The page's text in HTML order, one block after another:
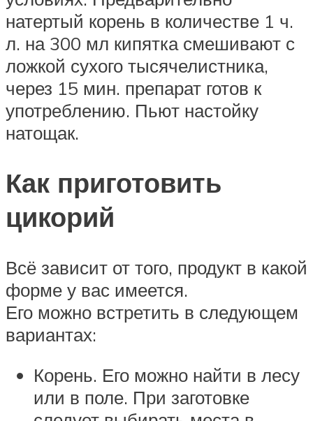
натертый корень в количестве 1 ч.
л. на 300 мл кипятка смешивают с
ложкой сухого тысячелистника,
через 15 мин. препарат готов к
употреблению. Пьют настойку
натощак.
Как приготовить
цикорий
Всё зависит от того, продукт в какой
форме у вас имеется.
Его можно встретить в следующем
вариантах:
Корень. Его можно найти в лесу
или в поле. При заготовке